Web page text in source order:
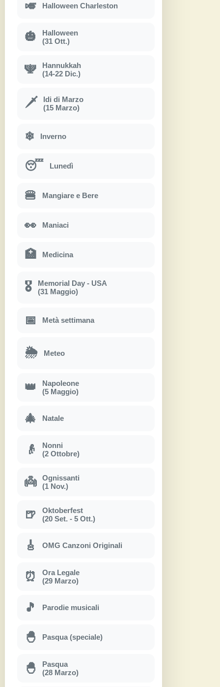
🎺 Halloween Charleston
🎃
Halloween
(31 Ott.)
🕎
Hannukkah
(14-22 Dic.)
🗡
Idi di Marzo
(15 Marzo)
❄ Inverno
😴 Lunedì
🍔 Mangiare e Bere
👀 Maniaci
🏥 Medicina
🎖
Memorial Day - USA
(31 Maggio)
📅 Metà settimana
🌦 Meteo
👑
Napoleone
(5 Maggio)
🎄 Natale
👴
Nonni
(2 Ottobre)
👼
Ognissanti
(1 Nov.)
🍺
Oktoberfest
(20 Set. - 5 Ott.)
🎸 OMG Canzoni Originali
⏰
Ora Legale
(29 Marzo)
🎵 Parodie musicali
🐣 Pasqua (speciale)
🐣
Pasqua
(28 Marzo)